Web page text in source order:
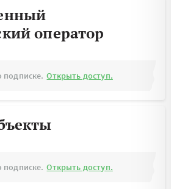
оператор
подписке. Открыть доступ.
подписке. Открыть доступ.